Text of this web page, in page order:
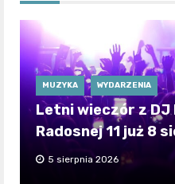
MUZYKA WYDARZENIA
Letni wieczór z DJ
Radosnej 11 już 8
5 sierpnia 2026